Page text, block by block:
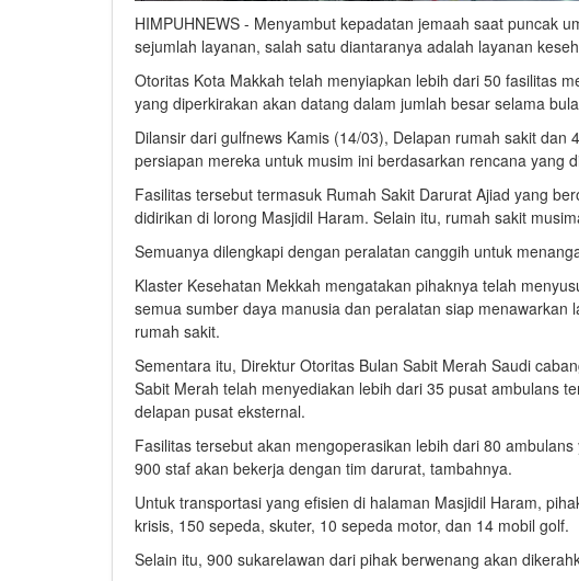
HIMPUHNEWS - Menyambut kepadatan jemaah saat puncak
sejumlah layanan, salah satu diantaranya adalah layanan
Otoritas Kota Makkah telah menyiapkan lebih dari 50 fasilitas
yang diperkirakan akan datang dalam jumlah besar selama
Dilansir dari gulfnews Kamis (14/03), Delapan rumah sakit
persiapan mereka untuk musim ini berdasarkan rencana yang
Fasilitas tersebut termasuk Rumah Sakit Darurat Ajiad yang
didirikan di lorong Masjidil Haram. Selain itu, rumah sakit
Semuanya dilengkapi dengan peralatan canggih untuk
Klaster Kesehatan Mekkah mengatakan pihaknya telah
semua sumber daya manusia dan peralatan siap
rumah sakit.
Sementara itu, Direktur Otoritas Bulan Sabit Merah Saudi
Sabit Merah telah menyediakan lebih dari 35 pusat ambulans
delapan pusat eksternal.
Fasilitas tersebut akan mengoperasikan lebih dari 80
900 staf akan bekerja dengan tim darurat, tambahnya.
Untuk transportasi yang efisien di halaman Masjidil Haram,
krisis, 150 sepeda, skuter, 10 sepeda motor, dan 14 mobil golf.
Selain itu, 900 sukarelawan dari pihak berwenang akan